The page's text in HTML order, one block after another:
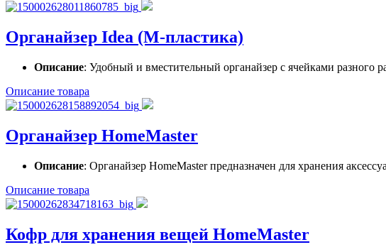
Органайзер Idea (М-пластика)
Описание: Удобный и вместительный органайзер с ячейками разного
Описание товара
Органайзер HomeMaster
Описание: Органайзер HomeMaster предназначен для хранения
Описание товара
Кофр для хранения вещей HomeMaster